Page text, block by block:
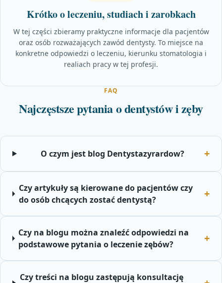
Krótko o leczeniu, studiach i zarobkach
W tej części zbieramy praktyczne informacje dla pacjentów
oraz osób rozważających zawód dentysty. To miejsce na
konkretne odpowiedzi o leczeniu, kierunku stomatologia i
realiach pracy w tej profesji.
FAQ
Najczęstsze pytania o dentystów i zęby
O czym jest blog Dentystazyrardow?
Czy artykuły są kierowane do pacjentów czy
do osób chcących zostać dentystą?
Czy na blogu można znaleźć odpowiedzi na
podstawowe pytania o leczenie zębów?
Czy treści na blogu zastępują konsultację